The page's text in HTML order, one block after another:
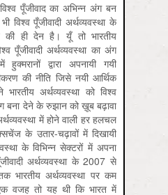
पूँजीवाद का अभिन्न अंग बन
विश्व पूँजीवादी अर्थव्यवस्था के
ही देन है। यूँ तो भारतीय
पूँजीवादी अर्थव्यवस्था का अंग
द्वारा अपनायी गयी
की नीति जिसे नयी आर्थिक
अर्थव्यवस्था को विश्व
बना देने के रुझान को ख़ूब बढ़ावा
में होने वाली हर हलचल
के उतार-चढ़ावों में दिखायी
के विभिन्न सेक्टरों में अपना
अर्थव्यवस्था के 2007 से
अर्थव्यवस्था पर कम
वजह तो यह थी कि भारत में